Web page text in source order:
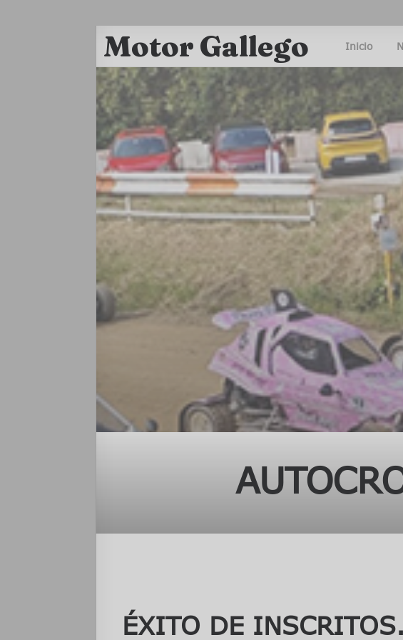
Motor Gallego Inicio
ÉXITO DE INSCRITOS.